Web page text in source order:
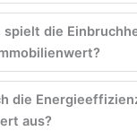
spielt die
die
aus?